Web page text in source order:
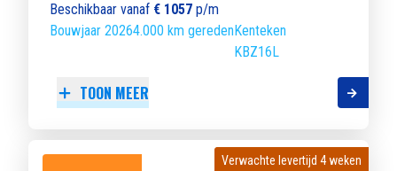
Beschikbaar vanaf € 1057 p/m
Bouwjaar 20264.000 km geredenKenteken
KBZ16L
TOON MEER
Verwachte levertijd 4 weken
Verwachte levertijd 4 weken